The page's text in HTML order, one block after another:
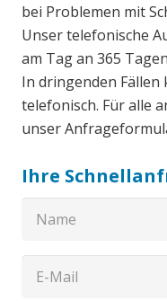
bei Problemen mit
Unser telefonische Auftragsannahme ist 24 Stunden
am Tag an 365 Tagen im Jahr
In dringenden Fällen
telefonisch. Für alle
unser
Ihre